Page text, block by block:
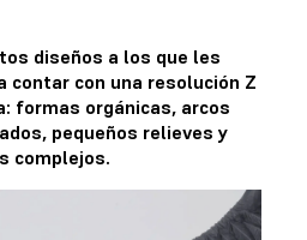
diseños a los que les
contar con una resolución Z
formas orgánicas, arcos
pequeños relieves y
complejos.